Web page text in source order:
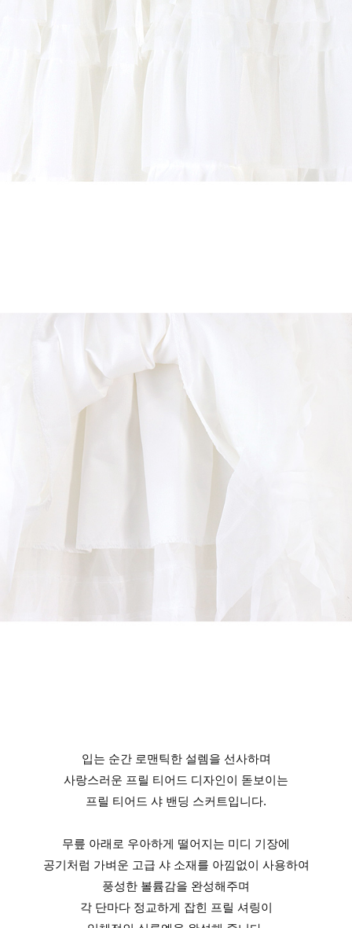
입는 순간 로맨틱한 설렘을 선사하며
사랑스러운 프릴 티어드 디자인이 돋보이는
프릴 티어드 샤 밴딩 스커트입니다.
무릎 아래로 우아하게 떨어지는 미디 기장에
공기처럼 가벼운 고급 샤 소재를 아낌없이 사용하여
풍성한 볼륨감을 완성해주며
각 단마다 정교하게 잡힌 프릴 셔링이